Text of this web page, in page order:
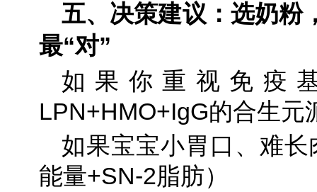
五、 决策建议：选奶粉
最“对”
如果你重视免疫
LPN+HMO+IgG的合生元
如果宝宝小胃口、难
能量+SN-2脂肪）